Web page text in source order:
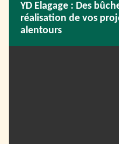
YD Elagage : Des
réalisation de vos
alentours